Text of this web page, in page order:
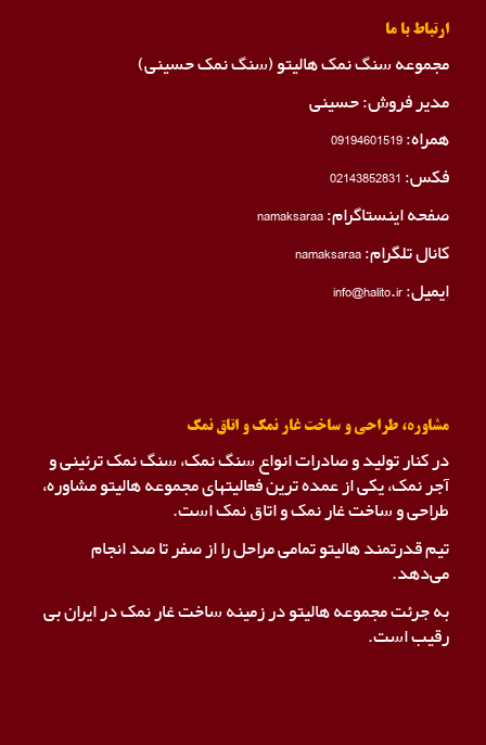
ارتباط با ما
مجموعه سنگ نمک هالیتو (سنگ نمک حسینی)
مدیر فروش: حسینی
همراه:09194601519
فکس:02143852831
صفحه اینستاگرام:namaksaraa
کانال تلگرام:namaksaraa
ایمیل: info@halito.ir
مشاوره، طراحی و ساخت غار نمک و اتاق نمک
در کنار تولید و صادرات انواع سنگ نمک، سنگ نمک ترئینی و
آجر نمک، یکی از عمده ترین فعالیتهای مجموعه هالیتو مشاوره،
طراحی و ساخت غار نمک و اتاق نمک است.
تیم قدرتمند هالیتو تمامی مراحل را از صفر تا صد انجام
می‌دهد.
به جرئت مجموعه هالیتو در زمینه ساخت غار نمک در ایران بی
رقیب است.